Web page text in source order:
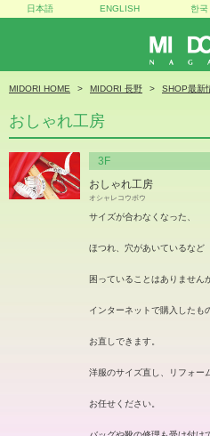
日本語 ENGLISH 한국
MIDORI HOME MIDORI 長野 SHOP最新
おしゃれ工房
3F
おしゃれ工房
オシャレコウボウ
サイズが合わなくなった、
ほつれ、穴があいているなど
困っていることはありません
インターネットで購入したも
お直しできます。
洋服のサイズ直し、リフォー
お任せください。